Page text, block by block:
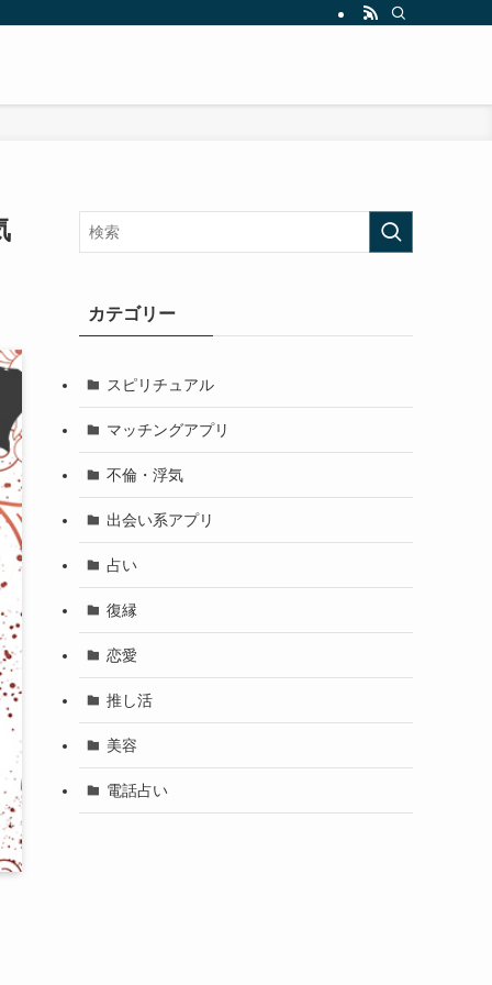
カテゴリー
スピリチュアル
マッチングアプリ
不倫・浮気
出会い系アプリ
占い
復縁
恋愛
推し活
美容
電話占い